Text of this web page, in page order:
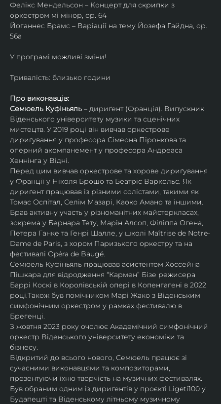
Фелікс Мендельсон – Концерт для скрипки з
оркестром мі мінор, ор. 64
Йоганнес Брамс – Варіації на тему Йозефа Гайдна, ор.
56a
У програмі можливі зміни!
Тривалість: близько години
Про виконавців:
Семюель Куфіньяль – дириґент (Франція). Випускник
Віденського університету музики та сценічних
мистецтв. У 2019 році він вивчав оркестрове
дириґування у професора Сімеона Піронкова та
оперний акомпанемент у професора Андреаса
Хеннінга у Відні.
Перед цим вивчав оркестрове та хорове дириґування
у Франції у Ніколя Брошо та Беатріс Варкольє. Як
дириґент працював із різними солістами, такими як
Томас Оспітал, Селім Мазарі, Каоко Амано та іншими.
Брав активну участь у різноманітних майстеркласах,
зокрема у Бернара Тету, Марін Алсоп, Філіппа Огена,
Петера Ганке та Генрі Шалле, у школі Maîtrise de Notre-
Dame de Paris, з хором Паризького оркестру та на
фестивалі Opéra de Baugé.
Семюель Куфіньяль працював асистентом Хоссейна
Пішкара для відродження “Кармен” Бізе режисера
Баррі Коскі в Королівській опері в Копенгагені в 2022
році.Також був помічником Марі Жако з Віденським
симфонічним оркестром у рамках фестивалю в
Брегенці.
З жовтня 2023 року очолює Академічний симфонічний
оркестр Віденського університету економіки та
бізнесу.
Відкритий до всього нового, Семюель працює зі
сучасними виконавцями та композиторами,
презентуючи їхню творчість на музичних фестивалях.
Був обраним одним із дириґентів у проєкті Ligeti100 у
Будапешті та Віденському літньому музичному